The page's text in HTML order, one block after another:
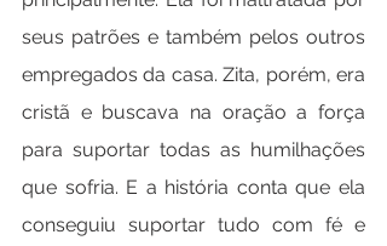
seus patrões e também pelos outros
empregados da casa. Zita, porém, era
cristã e buscava na oração a força
para suportar todas as humilhações
que sofria. E a história conta que ela
conseguiu suportar tudo com fé e